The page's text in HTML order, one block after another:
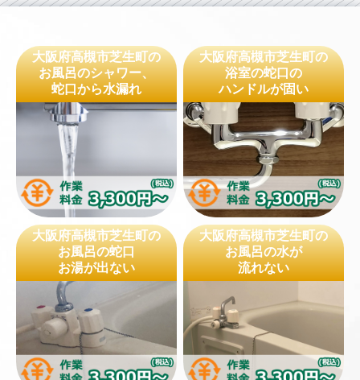
大阪府高槻市芝生町の
お風呂のシャワー、
蛇口から水漏れ
大阪府高槻市芝生町の
浴室の蛇口の
ハンドルが固い
大阪府高槻市芝生町の
お風呂の蛇口
お湯が出ない
大阪府高槻市芝生町の
お風呂の水が
流れない